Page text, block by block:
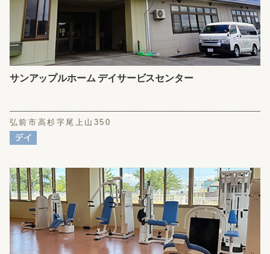
サンアップルホーム デイサービスセンター
弘前市高杉字尾上山350